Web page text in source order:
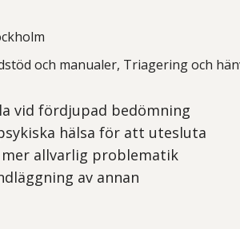
och manualer, Triagering och
vid fördjupad bedömning
hälsa för att utesluta
allvarlig problematik
av annan